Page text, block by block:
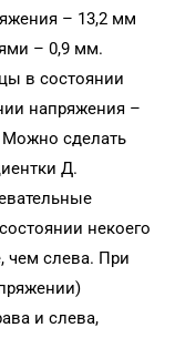
– 13,2 мм
– 0,9 мм.
в состоянии
напряжения –
Можно сделать
Д.
некоего
чем слева. При
и слева,